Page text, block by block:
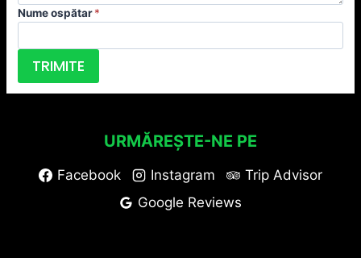
Nume ospătar *
TRIMITE
URMĂREȘTE-NE PE
Facebook Instagram
Trip Advisor
Google Reviews